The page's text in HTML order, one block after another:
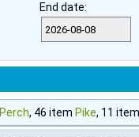
End date:
Perch, 46 item Pike, 11 item